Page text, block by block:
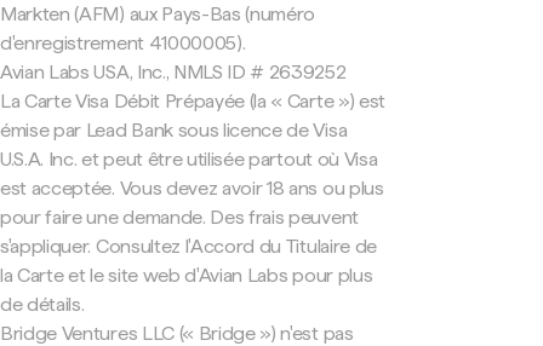
Markten (AFM) aux Pays-Bas (numéro
d'enregistrement 41000005).
Avian Labs USA, Inc., NMLS ID # 2639252
La Carte Visa Débit Prépayée (la « Carte ») est
émise par Lead Bank sous licence de Visa
U.S.A. Inc. et peut être utilisée partout où Visa
est acceptée. Vous devez avoir 18 ans ou plus
pour faire une demande. Des frais peuvent
s'appliquer. Consultez l'Accord du Titulaire de
la Carte et le site web d'Avian Labs pour plus
de détails.
Bridge Ventures LLC (« Bridge ») n'est pas